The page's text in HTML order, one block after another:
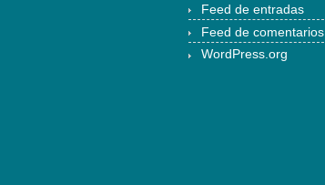
Feed de entradas
Feed de comentarios
WordPress.org